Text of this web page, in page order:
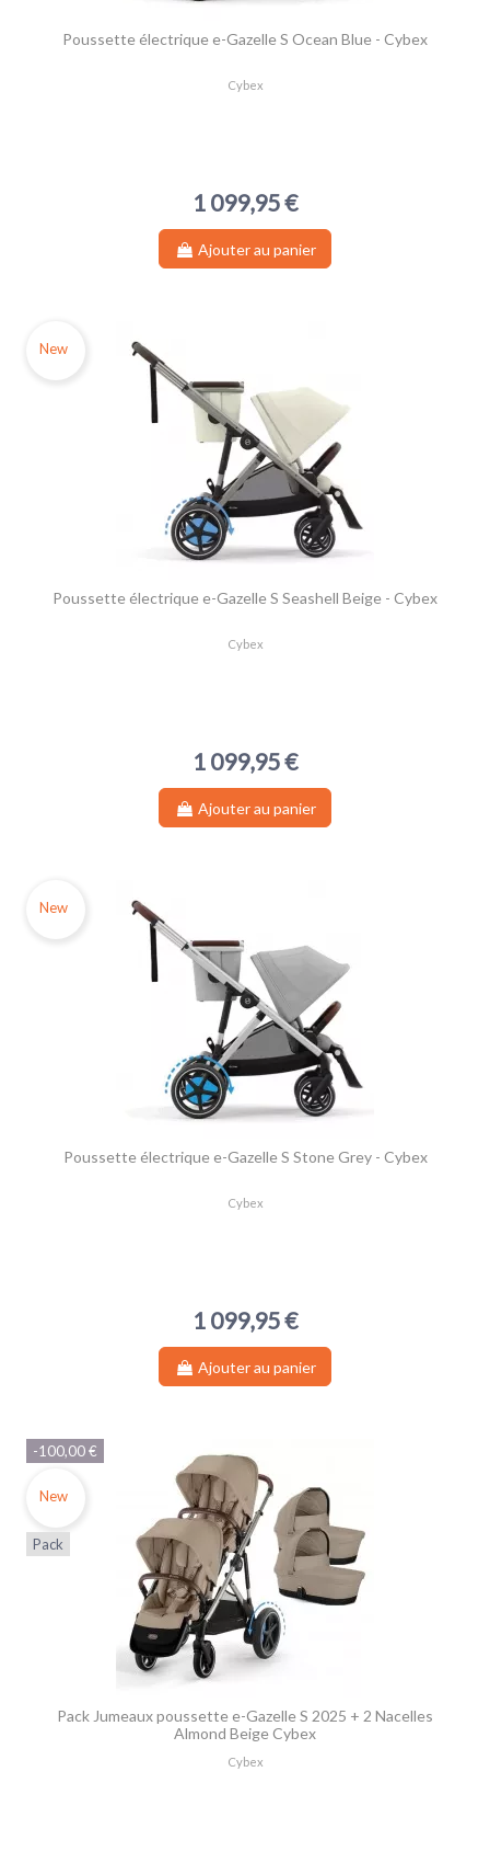
Poussette électrique e-Gazelle S Ocean Blue - Cybex
Cybex
1 099,95 €
Ajouter au panier
New
Poussette électrique e-Gazelle S Seashell Beige - Cybex
Cybex
1 099,95 €
Ajouter au panier
New
Poussette électrique e-Gazelle S Stone Grey - Cybex
Cybex
1 099,95 €
Ajouter au panier
-100,00 €
New
Pack
Pack Jumeaux poussette e-Gazelle S 2025 + 2 Nacelles
Almond Beige Cybex
Cybex